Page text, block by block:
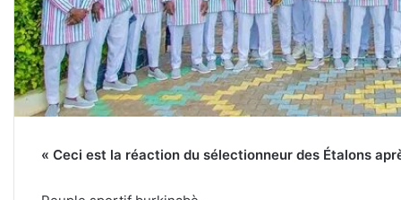
« Ceci est la réaction du sélectionneur des Étalons